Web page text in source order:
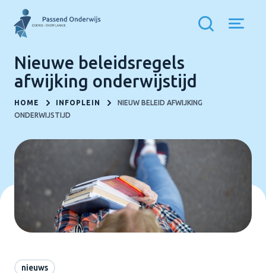
HOME INFOPLEIN
NIEUW BELEID AFWIJKING
ONDERWIJSTIJD
Nieuwe beleidsregels
afwijking onderwijstijd
nieuws